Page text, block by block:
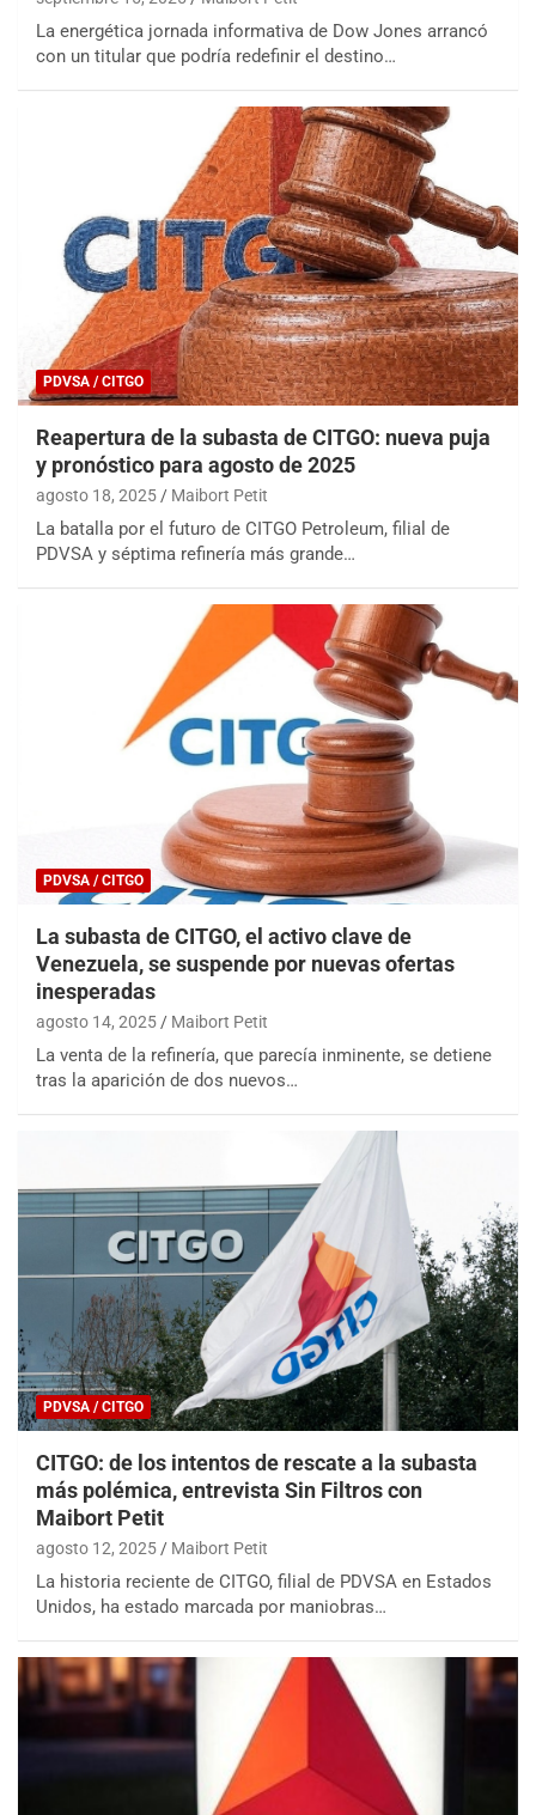
La energética jornada informativa de Dow Jones arrancó
con un titular que podría redefinir el destino…
PDVSA / CITGO
Reapertura de la subasta de CITGO: nueva puja
y pronóstico para agosto de 2025
agosto 18, 2025 Maibort Petit
La batalla por el futuro de CITGO Petroleum, filial de
PDVSA y séptima refinería más grande…
PDVSA / CITGO
La subasta de CITGO, el activo clave de
Venezuela, se suspende por nuevas ofertas
inesperadas
agosto 14, 2025 Maibort Petit
La venta de la refinería, que parecía inminente, se detiene
tras la aparición de dos nuevos…
PDVSA / CITGO
CITGO: de los intentos de rescate a la subasta
más polémica, entrevista Sin Filtros con
Maibort Petit
agosto 12, 2025 Maibort Petit
La historia reciente de CITGO, filial de PDVSA en Estados
Unidos, ha estado marcada por maniobras…